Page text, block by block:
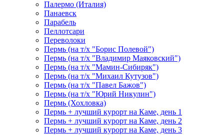
Палермо (Италия)
Панаевск
Парабель
Пеллотсари
Переволоки
Пермь (на т/х "Борис Полевой")
Пермь (на т/х "Владимир Маяковский")
Пермь (на т/х "Мамин-Сибиряк")
Пермь (на т/х "Михаил Кутузов")
Пермь (на т/х "Павел Бажов")
Пермь (на т/х "Юрий Никулин")
Пермь (Хохловка)
Пермь + лучший курорт на Каме, день 1
Пермь + лучший курорт на Каме, день 2
Пермь + лучший курорт на Каме, день 3